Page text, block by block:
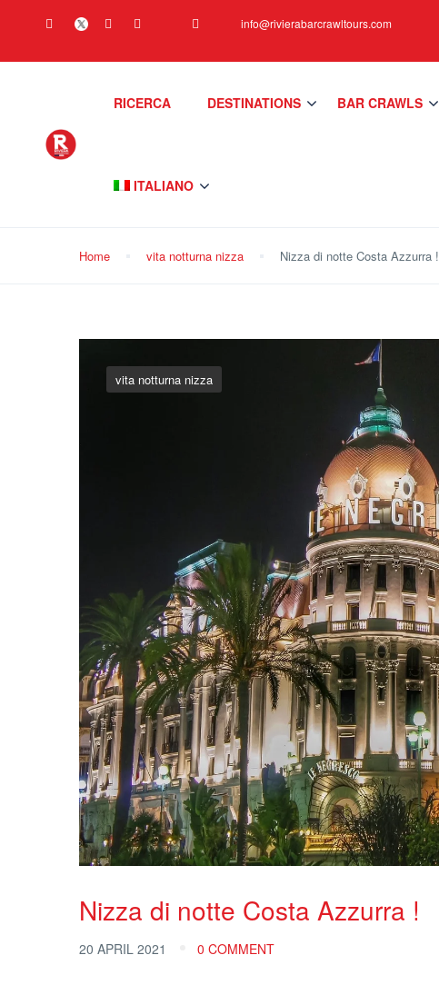
info@rivierabarcrawltours.com
RICERCA DESTINATIONS BAR CRAWLS
ITALIANO
Home vita notturna nizza Nizza di notte Costa Azzurra !
vita notturna nizza
Nizza di notte Costa Azzurra !
20 APRIL 2021 0 COMMENT